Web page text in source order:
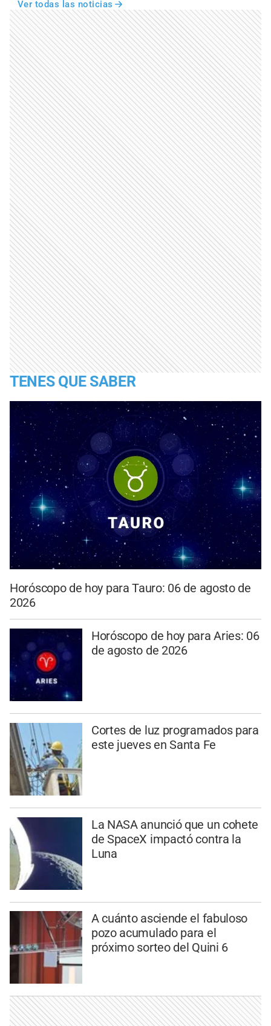
Ver todas las noticias
TENES QUE SABER
Horóscopo de hoy para Tauro: 06 de agosto de
2026
Horóscopo de hoy para Aries: 06
de agosto de 2026
Cortes de luz programados para
este jueves en Santa Fe
La NASA anunció que un cohete
de SpaceX impactó contra la
Luna
A cuánto asciende el fabuloso
pozo acumulado para el
próximo sorteo del Quini 6